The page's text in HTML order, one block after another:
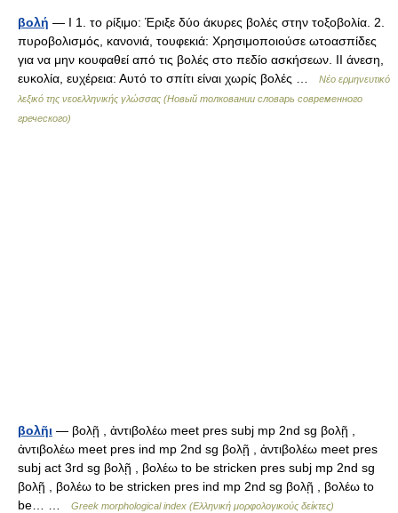
βολή — I 1. το ρίξιμο: Έριξε δύο άκυρες βολές στην τοξοβολία. 2.
πυροβολισμός, κανονιά, τουφεκιά: Χρησιμοποιούσε ωτοασπίδες
για να μην κουφαθεί από τις βολές στο πεδίο ασκήσεων. II άνεση,
ευκολία, ευχέρεια: Αυτό το σπίτι είναι χωρίς βολές …
Νέο ερμηνευτικό
λεξικό της νεοελληνικής γλώσσας (Новый толковании словарь современного
греческого)
βολῆι — βολῇ , ἀντιβολέω meet pres subj mp 2nd sg βολῇ ,
ἀντιβολέω meet pres ind mp 2nd sg βολῇ , ἀντιβολέω meet pres
subj act 3rd sg βολῇ , βολέω to be stricken pres subj mp 2nd sg
βολῇ , βολέω to be stricken pres ind mp 2nd sg βολῇ , βολέω to
be… …
Greek morphological index (Ελληνική μορφολογικούς δείκτες)